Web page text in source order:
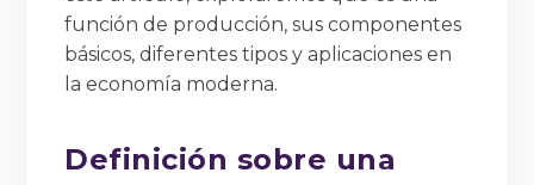
función de producción, sus componentes
básicos, diferentes tipos y aplicaciones en
la economía moderna.
Definición sobre una